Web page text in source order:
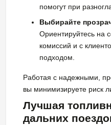
помогут при
Выбирайте
Ориентируйтесь на
комиссий и с
подходом.
Работая с надежными,
вы минимизируете риск
Лучшая
дальних